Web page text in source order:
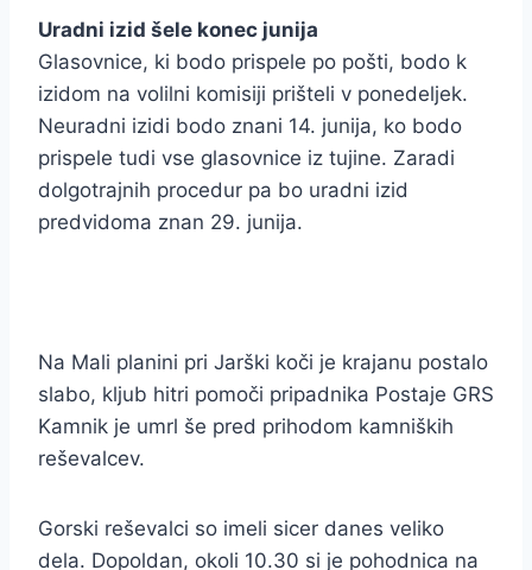
Uradni izid šele konec junija
Glasovnice, ki bodo prispele po pošti, bodo k
izidom na volilni komisiji prišteli v ponedeljek.
Neuradni izidi bodo znani 14. junija, ko bodo
prispele tudi vse glasovnice iz tujine. Zaradi
dolgotrajnih procedur pa bo uradni izid
predvidoma znan 29. junija.
Na Mali planini pri Jarški koči je krajanu postalo
slabo, kljub hitri pomoči pripadnika Postaje GRS
Kamnik je umrl še pred prihodom kamniških
reševalcev.
Gorski reševalci so imeli sicer danes veliko
dela. Dopoldan, okoli 10.30 si je pohodnica na